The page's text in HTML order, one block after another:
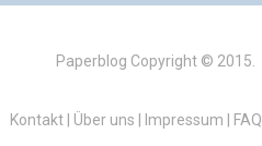
Paperblog Copyright © 2015.
Kontakt| Über uns Impressum FAQ